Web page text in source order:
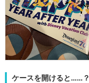
ケースを開けると……？